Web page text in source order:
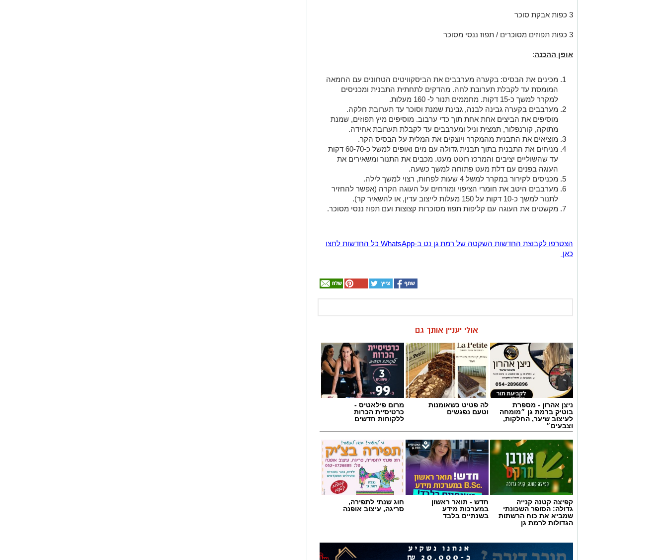
3 כפות אבקת סוכר
3 כפות תפוזים מסוכרים / תפוז ננסי מסוכר
אופן ההכנה:
מכינים את הבסיס: בקערה מערבבים את הביסקוויטים הטחונים עם החמאה
המומסת עד לקבלת תערובת לחה. מהדקים לתחתית התבנית ומכניסים
למקרר למשך כ-15 דקות. מחממים תנור ל- 160 מעלות.
מערבבים בקערה גבינה לבנה, גבינת שמנת וסוכר עד תערובת חלקה.
מוסיפים את הביצים אחת אחת תוך כדי ערבוב. מוסיפים מיץ תפוזים, שמנת
מתוקה, קורנפלור, תמצית וניל ומערבבים עד לקבלת תערובת אחידה.
מוציאים את התבנית מהמקרר ויוצקים את המלית על הבסיס הקר.
מניחים את התבנית בתוך תבנית גדולה עם מים ואופים למשל כ-60-70 דקות
עד שהשוליים יציבים והמרכז רוטט מעט. מכבים את התנור ומשאירים את
העוגה בפנים עם דלת מעט פתוחה למשך כשעה.
מכניסים לקירור במקרר למשל 4 שעות לפחות, רצוי למשך לילה.
מערבבים היטב את חומרי הציפוי ומורחים על העוגה הקרה (אפשר להחזיר
לתנור למשך כ-10 דקות על 150 מעלות לייצוב עדין, או להשאיר קר).
מקשטים את העוגה עם קליפות תפוז מסוכרות קצוצות ועם תפוז ננסי מסוכר.
הצטרפו לקבוצת החדשות השקטה של רמת גן נט ב-WhatsApp כל החדשות לחצו
כאן
אולי יעניין אותך גם
ניצן אהרון - מספרת
בוטיק ברמת גן ״מומחה
לעיצוב שיער, החלקות,
וצבעים״
לה פטיט כשאומנות
וטעם נפגשים
מרום פילאטיס -
כרטיסיית הכרות
ללקוחות חדשים
קפיצה קטנה קנייה
גדולה: הסופר השכונתי
שמביא את כוח הרשתות
הגדולות לרמת גן
חדש - תואר ראשון
במערכות מידע
בשנתיים בלבד
חוג שנתי לתפירה,
סריגה, עיצוב אופנה